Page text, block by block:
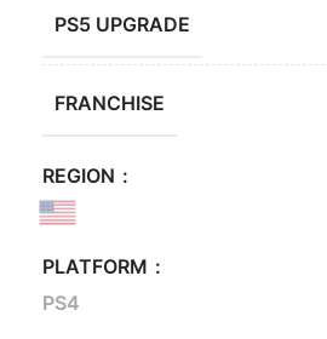
PS5 UPGRADE
FRANCHISE
REGION
PLATFORM
PS4